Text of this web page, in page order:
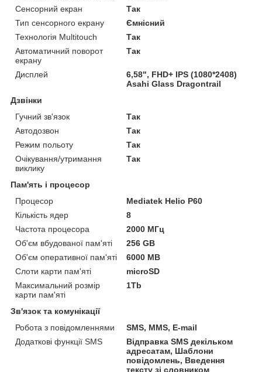
Сенсорний екран
Так
Тип сенсорного екрану
Ємнісний
Технологія Multitouch
Так
Автоматичний поворот
екрану
Так
Дисплей
6,58", FHD+ IPS (1080*2408)
Asahi Glass Dragontrail
Дзвінки
Гучний зв'язок
Так
Автодозвон
Так
Режим польоту
Так
Очікування/утримання
виклику
Так
Пам'ять і процесор
Процесор
Mediatek Helio Р60
Кількість ядер
8
Частота процесора
2000 МГц
Об'єм вбудованої пам'яті
256 GB
Об'єм оперативної пам'яті
6000 MB
Слоти карти пам'яті
microSD
Максимальний розмір
карти пам'яті
1Tb
Зв'язок та комунікації
Робота з повідомленнями
SMS, MMS, E-mail
Додаткові функції SMS
Відправка SMS декільком
адресатам, Шаблони
повідомлень, Введення
тексту зі словником